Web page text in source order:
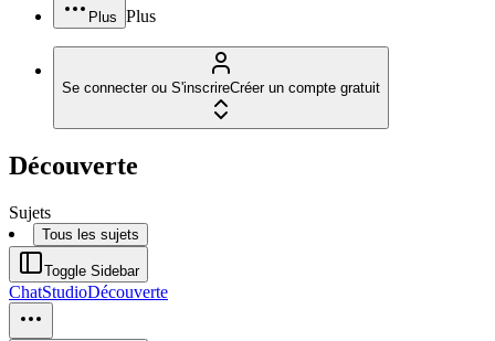
Plus Plus
Se connecter ou S'inscrireCréer un compte gratuit
Découverte
Sujets
Tous les sujets
Toggle Sidebar
ChatStudioDécouverte